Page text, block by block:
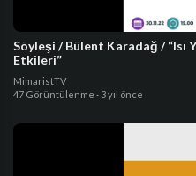
Söyleşi / Bülent Karadağ / “Isı
Etkileri”
MimaristTV
47 Görüntülenme · 3 yıl önce